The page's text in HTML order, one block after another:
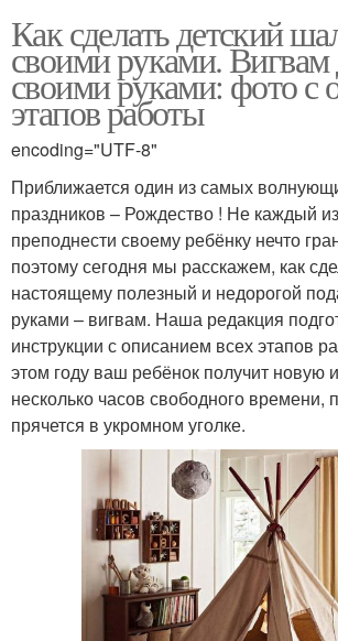
Как сделать детский
своими руками. Вигвам
своими руками: фото с
этапов работы
encoding="UTF-8"
Приближается один из самых
праздников – Рождество ! Не каждый
преподнести своему ребёнку нечто
поэтому сегодня мы расскажем, как
настоящему полезный и недорогой
руками – вигвам. Наша редакция
инструкции с описанием всех этапов
этом году ваш ребёнок получит новую
несколько часов свободного времени,
прячется в укромном уголке.